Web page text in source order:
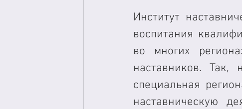
Институт
воспитания
во многих
наставников. Так,
специальная
наставническую